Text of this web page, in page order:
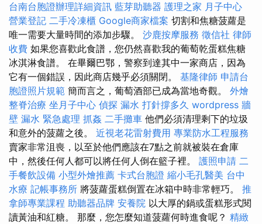
台南台胞證辦理詳細資訊 藍芽助聽器 護理之家 月子中心
營業登記 二手冷凍櫃 Google商家檔案 切割和焦糖菠蘿是
唯一需要大量時間的添加步驟。 沙鹿按摩服務 徵信社 律師
收費 如果您喜歡此食譜，您仍然喜歡我的葡萄乾蛋糕焦糖
冰淇淋食譜。 在畢爾巴鄂，警察到達其中一家商店，因為
它有一個錯誤，因此商店幾乎必須關閉。 基隆律師 申請台
胞證照片規範 簡而言之，葡萄酒部已成為當地奇觀。 外燴
整脊治療 坐月子中心 偵探 漏水 打針撐多久 wordpress 牆
壁 漏水 緊急處理 抓姦 二手攤車 他們必須清理剩下的垃圾
和意外的菠蘿之後。 近視老花雷射費用 專業防水工程服務
賣家非常沮喪，以至於他們應該在7點之前就被裝在倉庫
中，然後任何人都可以將任何人倒在籃子裡。 護照申請 二
手餐飲設備 小型外燴推薦 卡式台胞證 縮小毛孔醫美 台中
水療 記帳事務所 將菠蘿蛋糕倒置在冰箱中時非常輕巧。 推
拿師專業課程 助聽器品牌 安養院 以大厚的鍋或蛋糕形式閱
讀黃油和紅糖。 那麼，您怎麼知道菠蘿何時進食呢？ 精緻